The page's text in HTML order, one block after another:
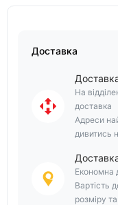
Доставка
На
доставка
Адреси
дивитись
Економна
Вартість
розміру та